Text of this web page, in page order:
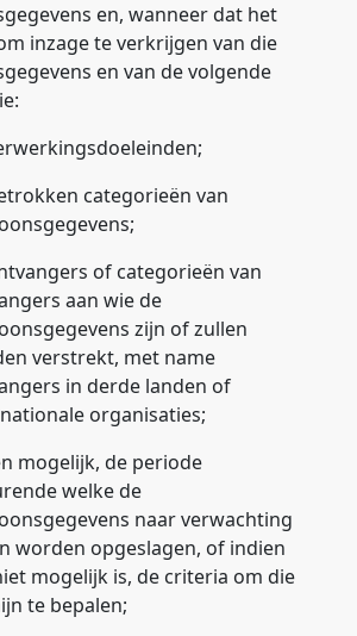
en, wanneer dat het
inzage te verkrijgen van die
en van de volgende
categorieën van
of categorieën van
aan wie de
zijn of zullen
verstrekt, met name
in derde landen of
organisaties;
mogelijk, de periode
welke de
naar verwachting
worden opgeslagen, of indien
mogelijk is, de criteria om die
te bepalen;